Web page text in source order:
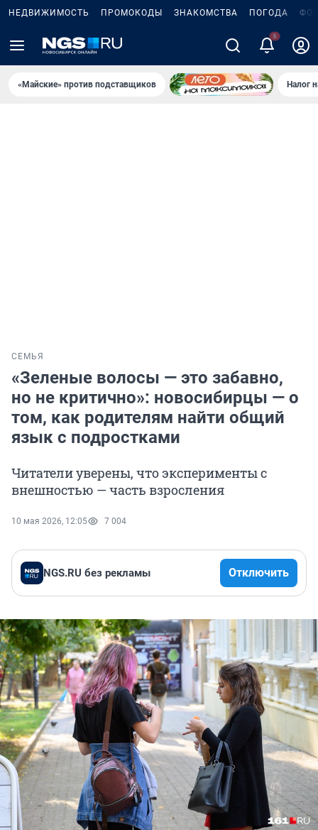
НЕДВИЖИМОСТЬ ПРОМОКОДЫ ЗНАКОМСТВА ПОГОДА
«Майские» против подставщиков Налог
СЕМЬЯ
«Зеленые волосы — это забавно,
но не критично»: новосибирцы — о
том, как родителям найти общий
язык с подростками
Читатели уверены, что эксперименты с
внешностью — часть взросления
10 мая 2026, 12:05 7 004
NGS.RU без рекламы Отключить